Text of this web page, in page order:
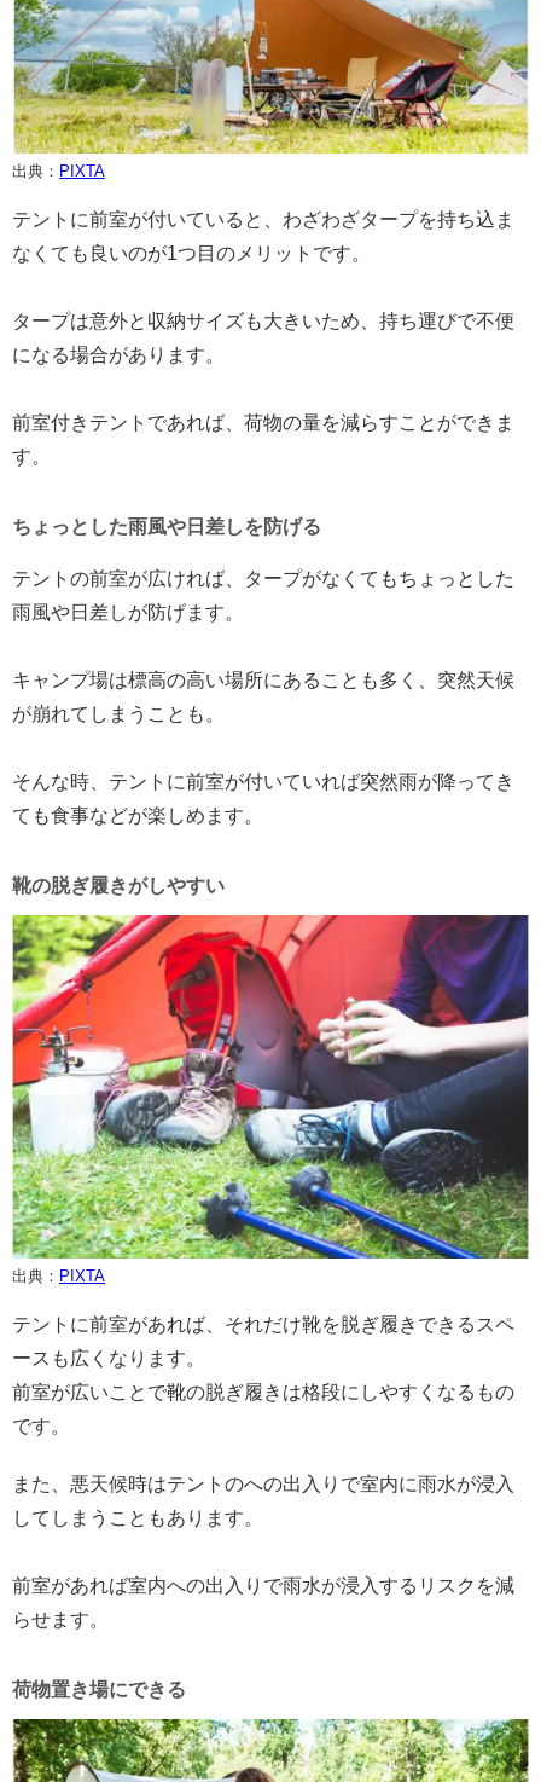
出典： PIXTA
テントに前室が付いていると、わざわざタープを持ち込ま
なくても良いのが1つ目のメリットです。
タープは意外と収納サイズも大きいため、持ち運びで不便
になる場合があります。
前室付きテントであれば、荷物の量を減らすことができま
す。
ちょっとした雨風や日差しを防げる
テントの前室が広ければ、タープがなくてもちょっとした
雨風や日差しが防げます。
キャンプ場は標高の高い場所にあることも多く、突然天候
が崩れてしまうことも。
そんな時、テントに前室が付いていれば突然雨が降ってき
ても食事などが楽しめます。
靴の脱ぎ履きがしやすい
出典： PIXTA
テントに前室があれば、それだけ靴を脱ぎ履きできるスペ
ースも広くなります。
前室が広いことで靴の脱ぎ履きは格段にしやすくなるもの
です。
また、悪天候時はテントのへの出入りで室内に雨水が浸入
してしまうこともあります。
前室があれば室内への出入りで雨水が浸入するリスクを減
らせます。
荷物置き場にできる